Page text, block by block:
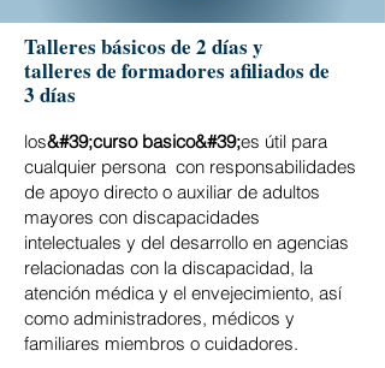
Talleres básicos de 2 días y
talleres de formadores afiliados de
3 días
los&#39;curso basico&#39;es útil para
cualquier persona con responsabilidades
de apoyo directo o auxiliar de adultos
mayores con discapacidades
intelectuales y del desarrollo en agencias
relacionadas con la discapacidad, la
atención médica y el envejecimiento, así
como administradores, médicos y
familiares miembros o cuidadores.